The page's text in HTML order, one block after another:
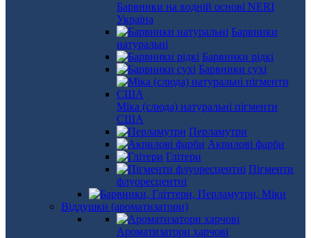
Барвники на водній основі NERI
Україна
Барвники
натуральні
Барвники рідкі
Барвники сухі
Міка (слюда) натуральні пігменти
США
Перламутри
Акрилові фарби
Глітери
Пігменти
флуоресцентні
Віддушки (ароматизатори)
Ароматизатори харчові